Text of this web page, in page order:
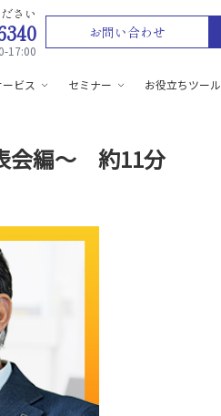
さい
17:00
お問い合わせ
ービス セミナー お役立ちツール
会編～ 約11分